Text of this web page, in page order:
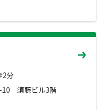
2分
10 須藤ビル3階